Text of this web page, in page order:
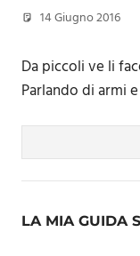
monodose
nuova
confezione
migliorata
14 Giugno 2016
Da piccoli ve li
Parlando di armi
LA MIA GUIDA